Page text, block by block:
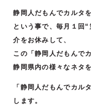
静岡人だもんでカルタ
という事で、毎月１回
介をお休みして、
この「静岡人だもんで
静岡県内の様々なネタ
「静岡人だもんでカル
します。